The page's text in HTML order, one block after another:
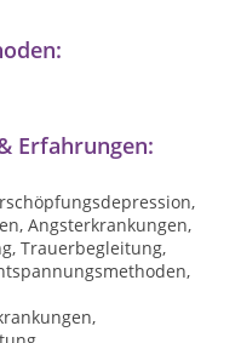
Erfahrungen:
Angsterkrankungen,
Trauerbegleitung,